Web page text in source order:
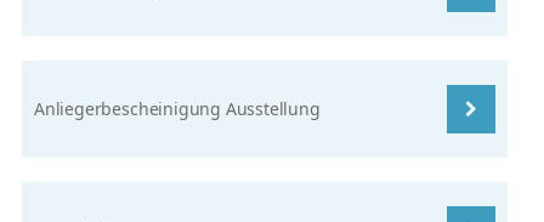
Anliegerbescheinigung Ausstellung